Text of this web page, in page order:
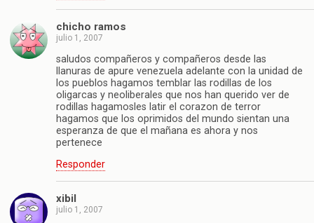
chicho ramos
julio 1, 2007
saludos compañeros y compañeros desde las
llanuras de apure venezuela adelante con la unidad de
los pueblos hagamos temblar las rodillas de los
oligarcas y neoliberales que nos han querido ver de
rodillas hagamosles latir el corazon de terror
hagamos que los oprimidos del mundo sientan una
esperanza de que el mañana es ahora y nos
pertenece
Responder
xibil
julio 1, 2007